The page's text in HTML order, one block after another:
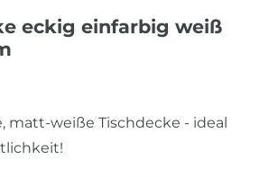
eckig einfarbig weiß
matt-weiße Tischdecke - ideal